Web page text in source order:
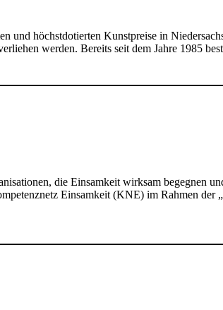
höchstdotierten Kunstpreise in
werden. Bereits seit dem Jahre 1985
die Einsamkeit wirksam begegnen
Einsamkeit (KNE) im Rahmen der